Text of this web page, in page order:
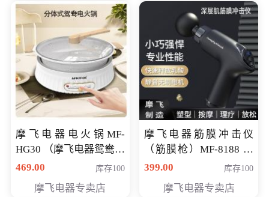
摩飞电器电火锅MF-
HG30 （摩飞电器鸳鸯锅
MF-HG30 ） 会员专享价
469.00 库存100
摩飞电器专卖店
摩飞电器筋膜冲击仪
（筋膜枪）MF-8188 会
员专享价268元
399.00 库存100
摩飞电器专卖店